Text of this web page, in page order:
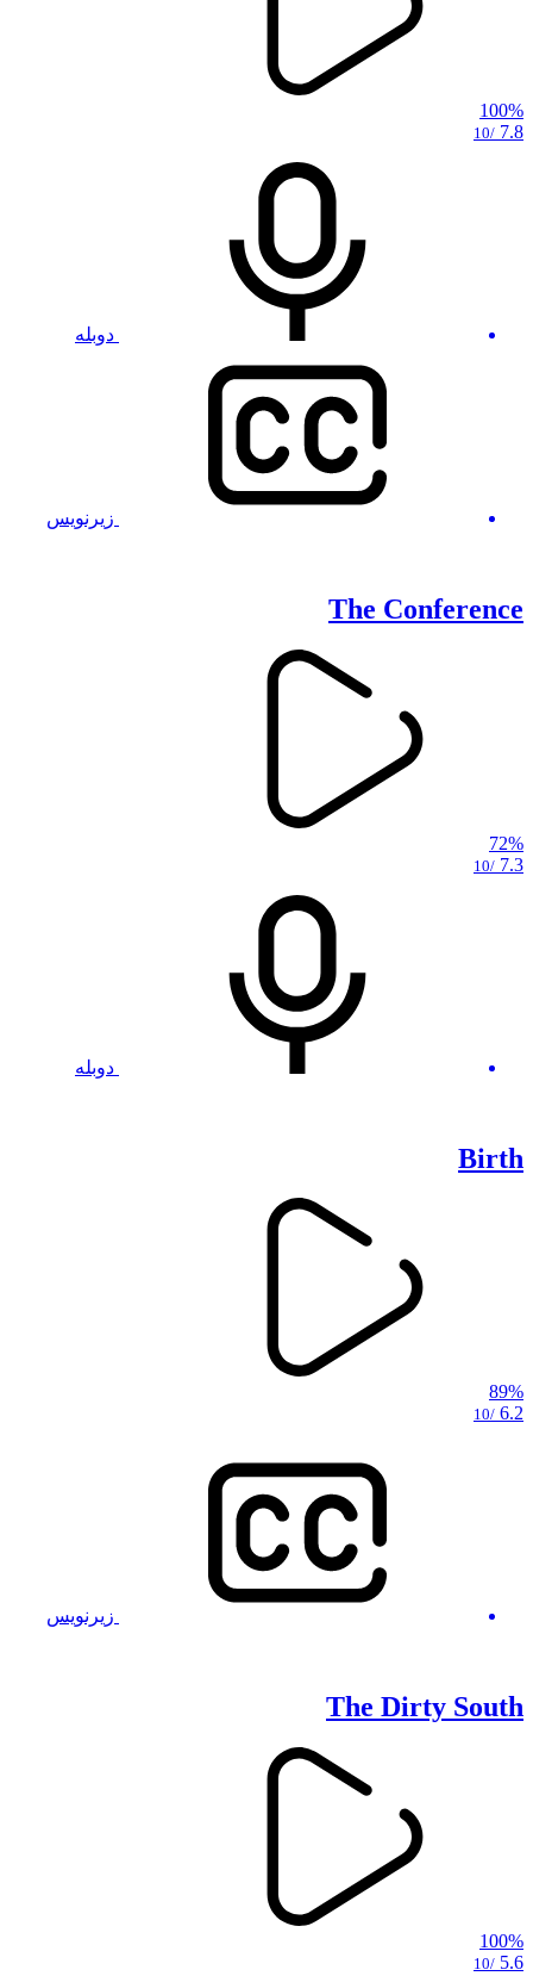
100%
7.8
/10
دوبله
زیرنویس
The Conference
72%
7.3
/10
دوبله
Birth
89%
6.2
/10
زیرنویس
The Dirty South
100%
5.6
/10